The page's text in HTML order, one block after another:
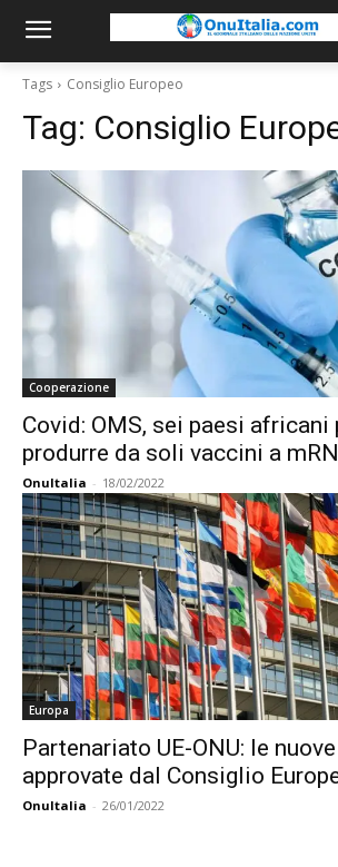
Tags Consiglio Europeo
Tag: Consiglio
Cooperazione
Covid: OMS, sei paesi africani
produrre da soli vaccini a
OnuItalia - 18/02/2022
Europa
Partenariato UE-ONU: le
approvate dal Consiglio
OnuItalia - 26/01/2022